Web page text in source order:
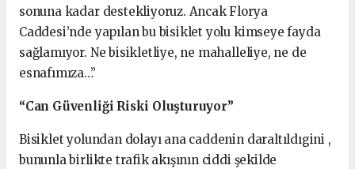
sonuna kadar destekliyoruz. Ancak Florya
Caddesi’nde yapılan bu bisiklet yolu kimseye fayda
sağlamıyor. Ne bisikletliye, ne mahalleliye, ne de
esnafımıza…”
“Can Güvenliği Riski Oluşturuyor”
Bisiklet yolundan dolayı ana caddenin daraltıldıgini ,
bununla birlikte trafik akışının ciddi şekilde